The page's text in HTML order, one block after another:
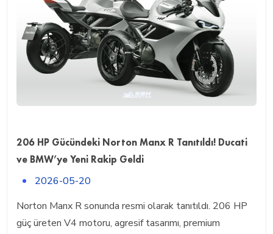
206 HP Gücündeki Norton Manx R Tanıtıldı! Ducati
ve BMW’ye Yeni Rakip Geldi
2026-05-20
Norton Manx R sonunda resmi olarak tanıtıldı. 206 HP
güç üreten V4 motoru, agresif tasarımı, premium